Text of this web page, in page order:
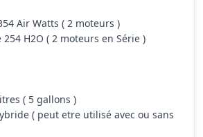
Air Watts ( 2 moteurs )
254 H2O ( 2 moteurs en Série )
( 5 gallons )
( peut etre utilisé avec ou sans